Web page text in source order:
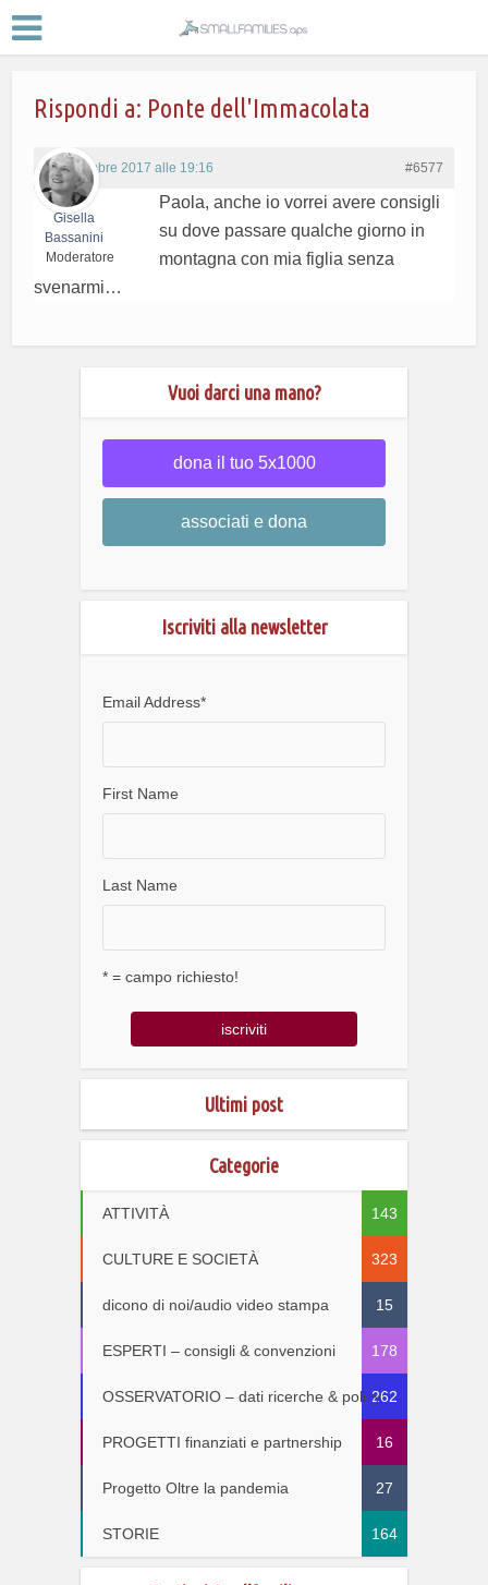
Rispondi a: Ponte dell'Immacolata
6 Novembre 2017 alle 19:16 #6577
Gisella
Bassanini
Moderatore
Paola, anche io vorrei avere consigli
su dove passare qualche giorno in
montagna con mia figlia senza
svenarmi…
Vuoi darci una mano?
dona il tuo 5x1000
associati e dona
Iscriviti alla newsletter
Email Address*
First Name
Last Name
* = campo richiesto!
Ultimi post
Categorie
ATTIVITÀ 143
CULTURE E SOCIETÀ 323
dicono di noi/audio video stampa 15
ESPERTI – consigli & convenzioni 178
OSSERVATORIO – dati ricerche & policy262
PROGETTI finanziati e partnership 16
Progetto Oltre la pandemia 27
STORIE 164